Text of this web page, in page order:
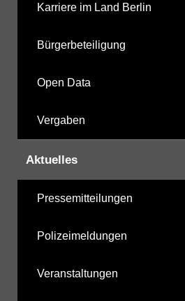
Karriere im Land Berlin
Bürgerbeteiligung
Open Data
Vergaben
Aktuelles
Pressemitteilungen
Polizeimeldungen
Veranstaltungen